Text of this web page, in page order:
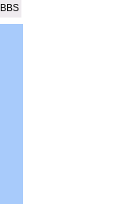
BBS